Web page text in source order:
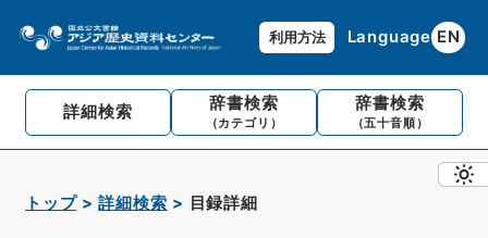
利用方法 Language EN
詳細検索 辞書検索
（カテゴリ）
辞書検索
（五十音順）
トップ 詳細検索 目録詳細